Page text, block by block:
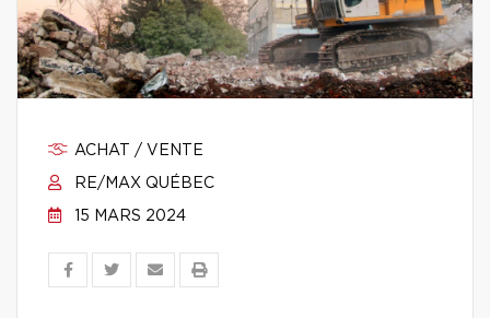
ACHAT / VENTE
RE/MAX QUÉBEC
15 MARS 2024